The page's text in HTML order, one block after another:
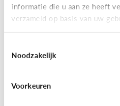
informatie die u aan ze heeft
verzameld op basis van uw
Noodzakelijk
Voorkeuren
Fun met media
Wandelen was